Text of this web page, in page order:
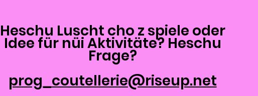
Heschu Luscht cho z spiele oder
Idee für nüi Aktivitäte? Heschu
Frage?
prog_coutellerie@riseup.net